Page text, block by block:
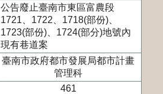
公告廢止臺南市東區富農段
1721、1722、1718(部份)、
1723(部份)、1724(部分)地號內
現有巷道案
臺南市政府都市發展局都市計畫
管理科
461